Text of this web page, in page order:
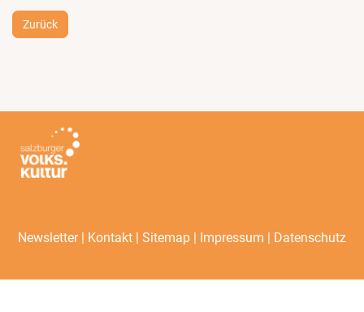
Zurück
Newsletter | Kontakt | Sitemap | Impressum | Datenschutz